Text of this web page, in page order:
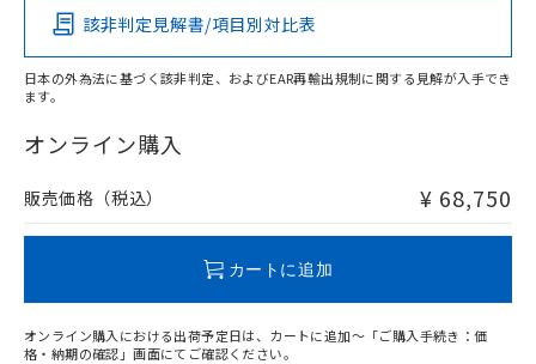
O
在庫等で未対応品が混在する可能性があります。
問い合わせください。
該非判定見解書/項目別対比表
日本の外為法に基づく該非判定、およびEAR再輸出規制に関する見解が入手でき
ます。
オンライン購入
販売価格（税込） ¥ 68,750
カートに追加
オンライン購入における出荷予定日は、カートに追加～「ご購入手続き：価
格・納期の確認」画面にてご確認ください。